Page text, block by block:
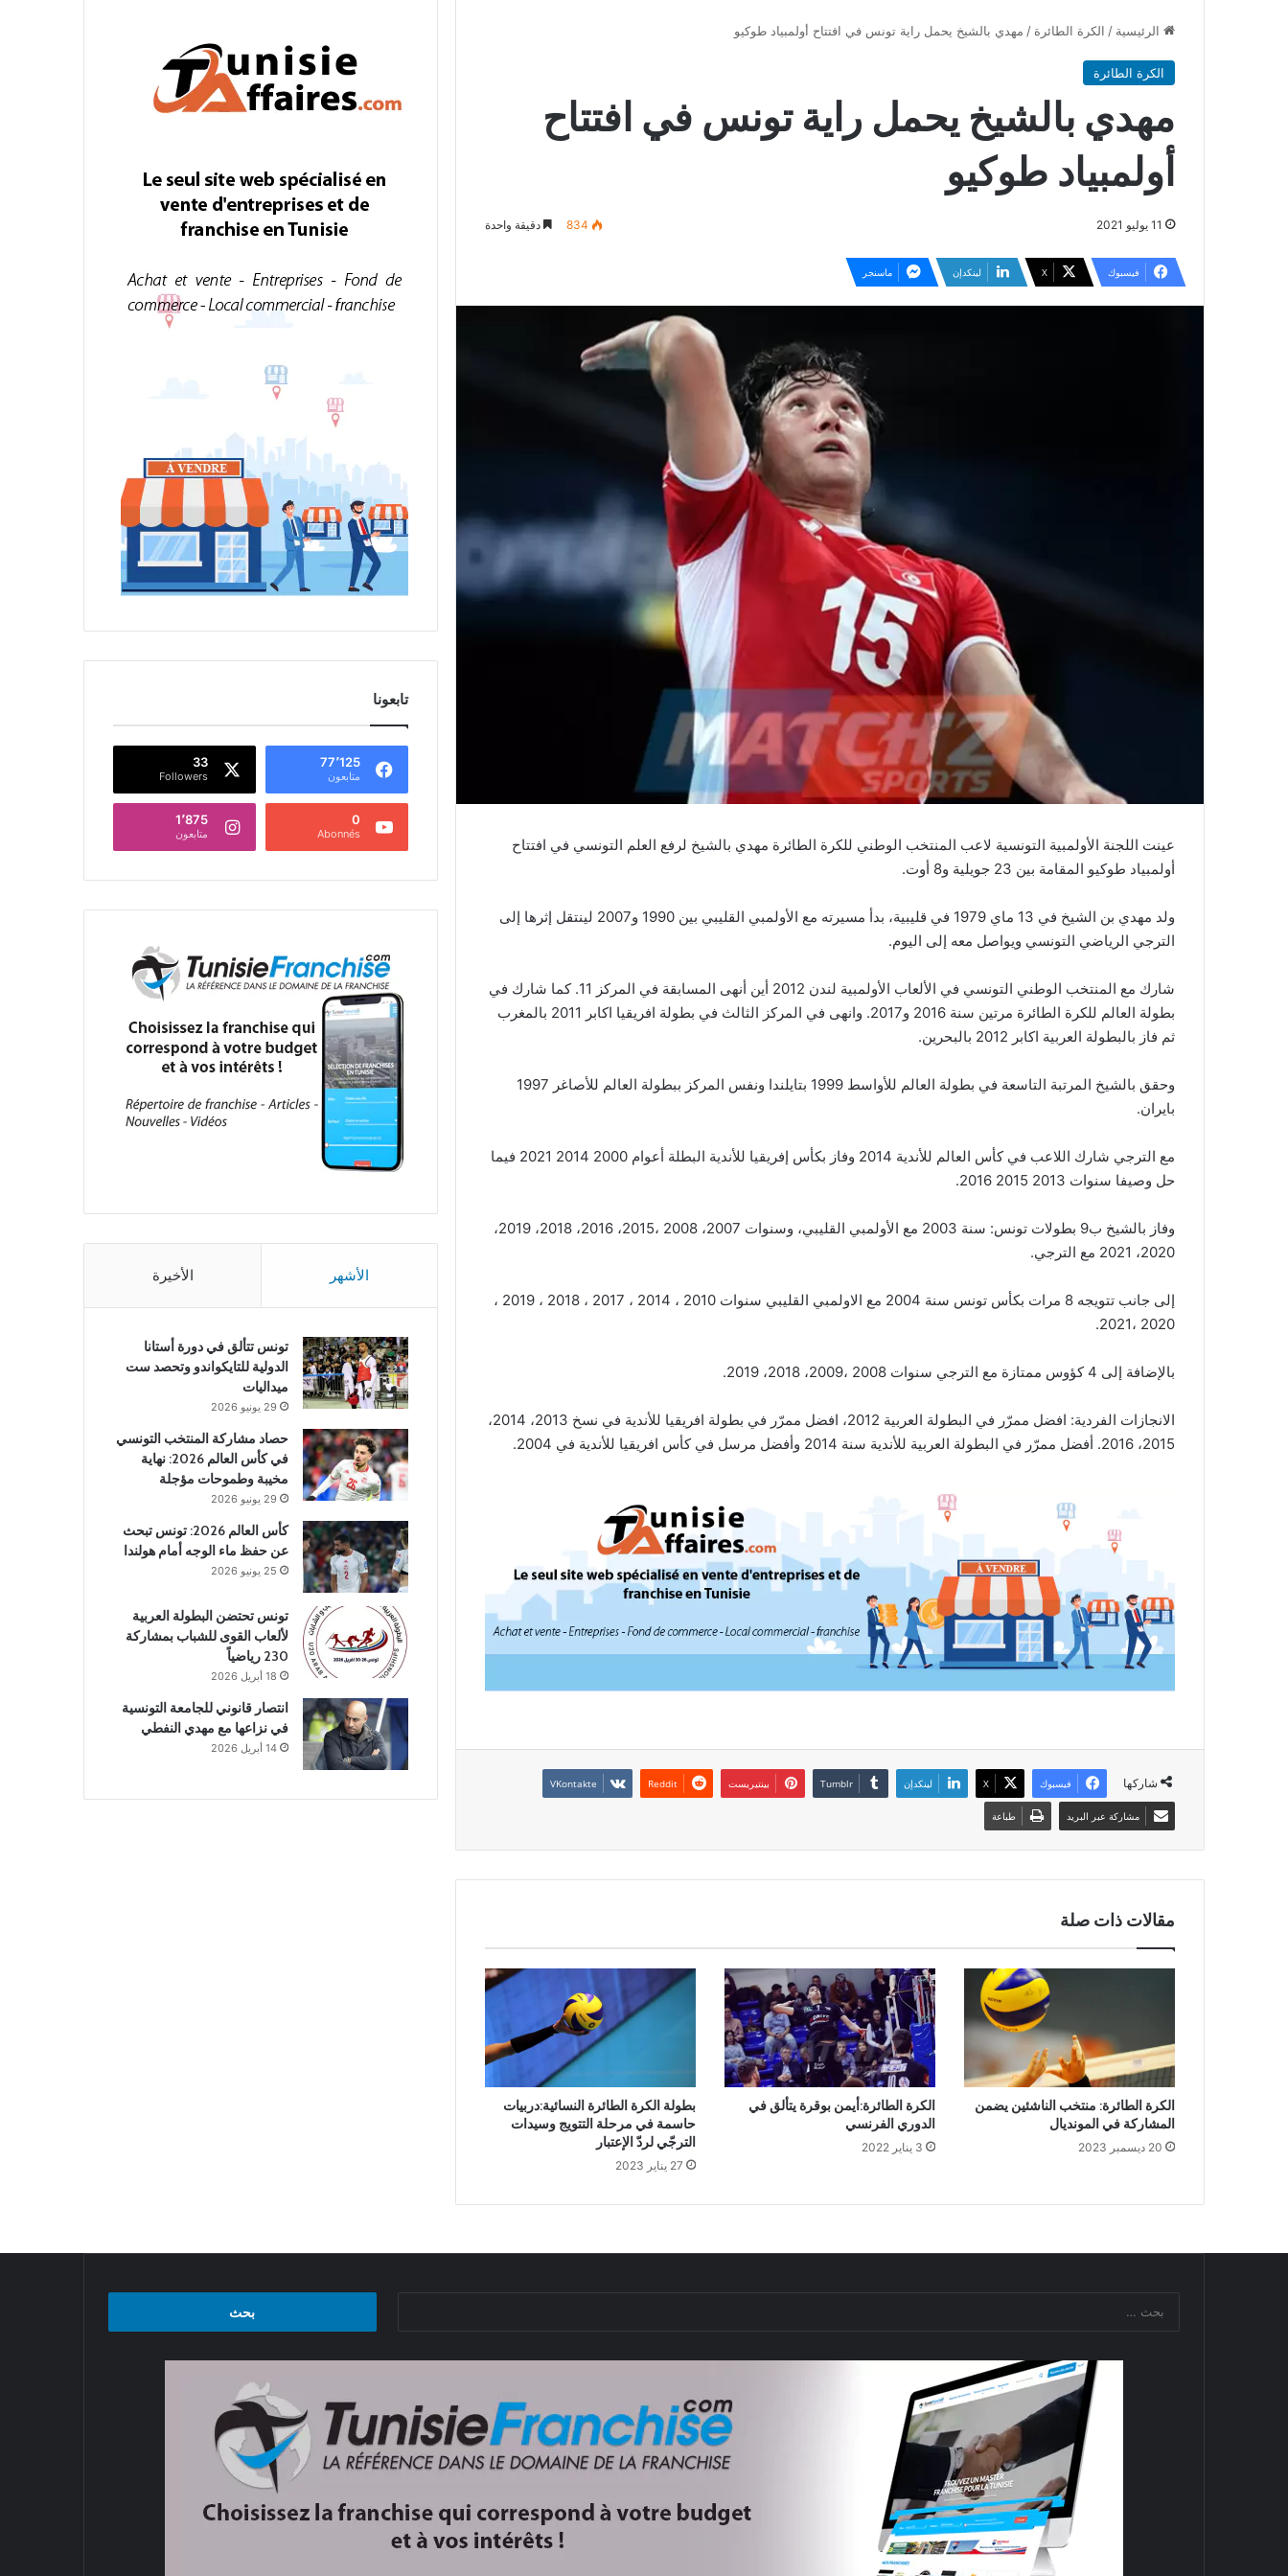
الرئيسية / الكرة الطائرة / مهدي بالشيخ يحمل راية تونس في افتتاح أولمبياد طوكيو
الكرة الطائرة
مهدي بالشيخ يحمل راية تونس في افتتاح
أولمبياد طوكيو
11 يوليو 2021 834 دقيقة واحدة
فيسبوك ‫X لينكدإن ماسنجر
عينت اللجنة الأولمبية التونسية لاعب المنتخب الوطني للكرة الطائرة مهدي بالشيخ لرفع العلم التونسي في افتتاح
أولمبياد طوكيو المقامة بين 23 جويلية و8 أوت.
ولد مهدي بن الشيخ في 13 ماي 1979 في قليبية، بدأ مسيرته مع الأولمبي القليبي بين 1990 و2007 لينتقل إثرها إلى
الترجي الرياضي التونسي ويواصل معه إلى اليوم.
شارك مع المنتخب الوطني التونسي في الألعاب الأولمبية لندن 2012 أين أنهى المسابقة في المركز 11. كما شارك في
بطولة العالم للكرة الطائرة مرتين سنة 2016 و2017. وانهى في المركز الثالث في بطولة افريقيا اكابر 2011 بالمغرب
ثم فاز بالبطولة العربية اكابر 2012 بالبحرين.
وحقق بالشيخ المرتبة التاسعة في بطولة العالم للأواسط 1999 بتايلندا ونفس المركز ببطولة العالم للأصاغر 1997
بايران.
مع الترجي شارك اللاعب في كأس العالم للأندية 2014 وفاز بكأس إفريقيا للأندية البطلة أعوام 2000 2014 2021 فيما
حل وصيفا سنوات 2013 2015 2016.
وفاز بالشيخ ب9 بطولات تونس: سنة 2003 مع الأولمبي القليبي، وسنوات 2007، 2008 ،2015، 2016، 2018، 2019،
2020، 2021 مع الترجي.
إلى جانب تتويجه 8 مرات بكأس تونس سنة 2004 مع الاولمبي القليبي سنوات 2010 ، 2014 ، 2017 ، 2018 ، 2019 ،
2020 ،2021.
بالإضافة إلى 4 كؤوس ممتازة مع الترجي سنوات 2008 ،2009، 2018، 2019.
الانجازات الفردية: افضل ممرّر في البطولة العربية 2012، افضل ممرّر في بطولة افريقيا للأندية في نسخ 2013، 2014،
2015، 2016. أفضل ممرّر في البطولة العربية للأندية سنة 2014 وأفضل مرسل في كأس افريقيا للأندية في 2004.
شاركها فيسبوك ‫X لينكدإن بينتيريست
مشاركة عبر البريد طباعة
مقالات ذات صلة
الكرة الطائرة: منتخب الناشئين يضمن
المشاركة في المونديال
20 ديسمبر 2023
الكرة الطائرة:أيمن بوقرة يتألق في
الدوري الفرنسي
3 يناير 2022
بطولة الكرة الطائرة النسائية:دربيات
حاسمة في مرحلة التتويج وسيدات
الترجّي لردّ الإعتبار
27 يناير 2023
تابعونا
77٬125
متابعون
33
Followers
0
Abonnés
1٬875
متابعون
الأشهر الأخيرة
تونس تتألق في دورة أستانا
الدولية للتايكواندو وتحصد ست
ميداليات
29 يونيو 2026
حصاد مشاركة المنتخب التونسي
في كأس العالم 2026: نهاية
مخيبة وطموحات مؤجلة
29 يونيو 2026
كأس العالم 2026: تونس تبحث
عن حفظ ماء الوجه أمام هولندا
25 يونيو 2026
تونس تحتضن البطولة العربية
لألعاب القوى للشباب بمشاركة
230 رياضياً
18 أبريل 2026
انتصار قانوني للجامعة التونسية
في نزاعها مع مهدي النفطي
14 أبريل 2026